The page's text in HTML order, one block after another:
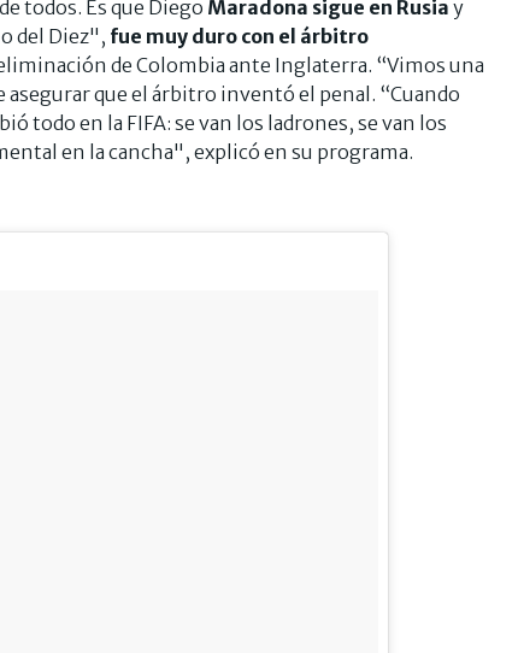
todos. Es que Diego Maradona sigue en Rusia y
del Diez", fue muy duro con el árbitro
de Colombia ante Inglaterra. “Vimos una
asegurar que el árbitro inventó el penal. “Cuando
todo en la FIFA: se van los ladrones, se van los
en la cancha", explicó en su programa.